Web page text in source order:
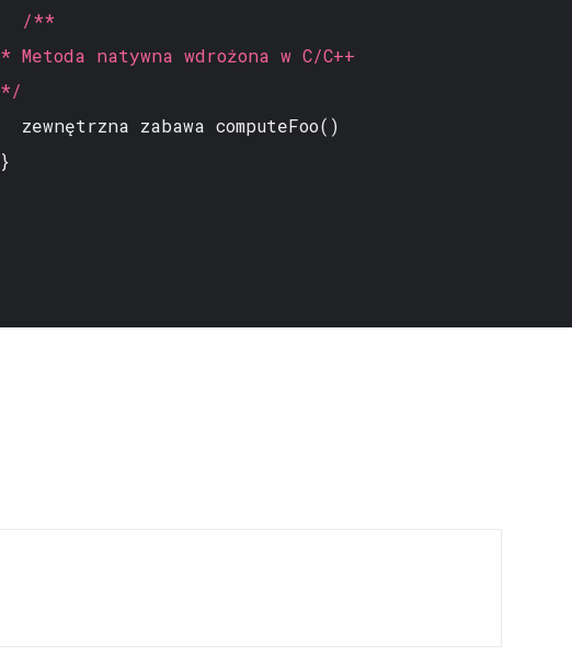
/**
* Metoda natywna wdrożona w C/C++
*/
zewnętrzna zabawa computeFoo()
}